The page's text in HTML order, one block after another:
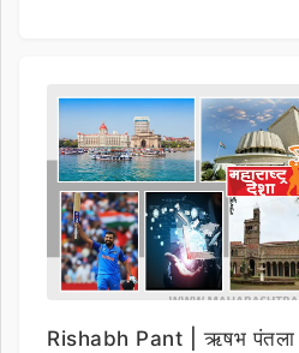
Rishabh Pant | ऋषभ पंतला